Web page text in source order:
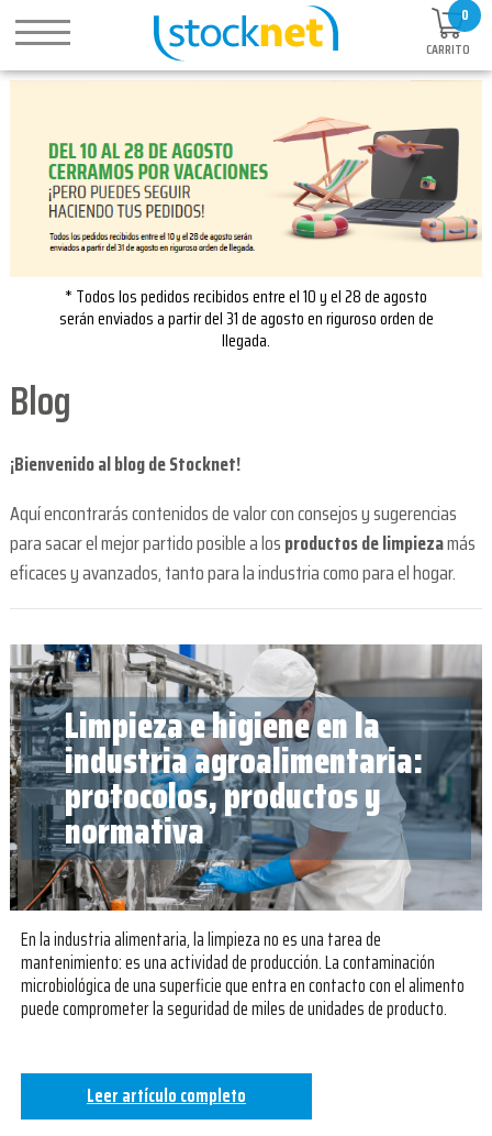
0
CARRITO
* Todos los pedidos recibidos entre el 10 y el 28 de agosto
serán enviados a partir del 31 de agosto en riguroso orden de
llegada.
Blog
¡Bienvenido al blog de Stocknet!
Aquí encontrarás contenidos de valor con consejos y sugerencias
para sacar el mejor partido posible a losproductos de limpiezamás
eficaces y avanzados, tanto para la industria como para el hogar.
Limpieza e higiene en la
industria agroalimentaria:
protocolos, productos y
normativa
En la industria alimentaria, la limpieza no es una tarea de
mantenimiento: es una actividad de producción. La contaminación
microbiológica de una superficie que entra en contacto con el alimento
puede comprometer la seguridad de miles de unidades de producto.
Leer artículo completo